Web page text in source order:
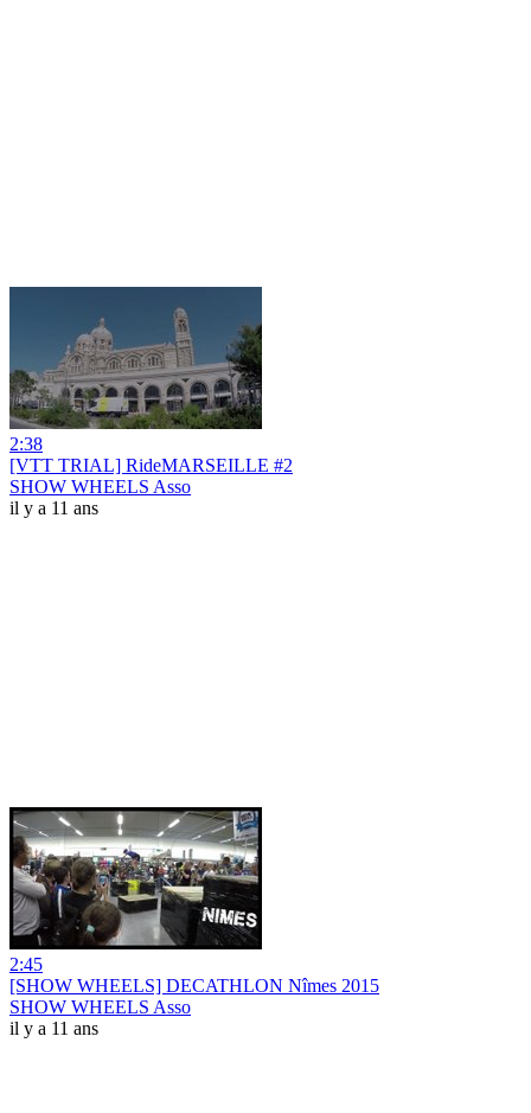
2:38
[VTT TRIAL] RideMARSEILLE #2
SHOW WHEELS Asso
il y a 11 ans
2:45
[SHOW WHEELS] DECATHLON Nîmes 2015
SHOW WHEELS Asso
il y a 11 ans